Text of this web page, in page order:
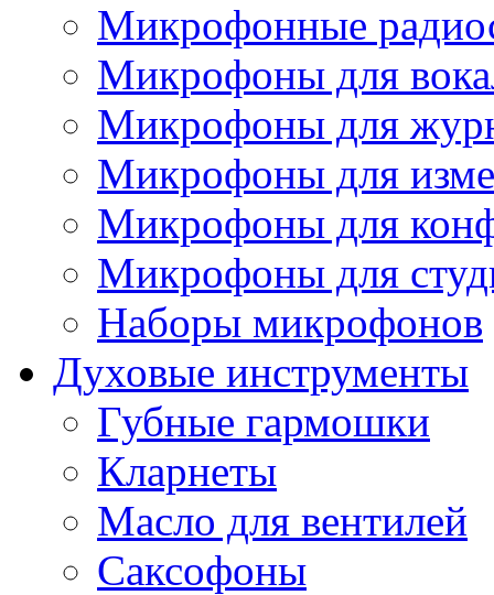
Микрофонные
Микрофоны для
Микрофоны для
Микрофоны для
Микрофоны для
Микрофоны для
Наборы микрофонов
Духовые инструменты
Губные гармошки
Кларнеты
Масло для вентилей
Саксофоны